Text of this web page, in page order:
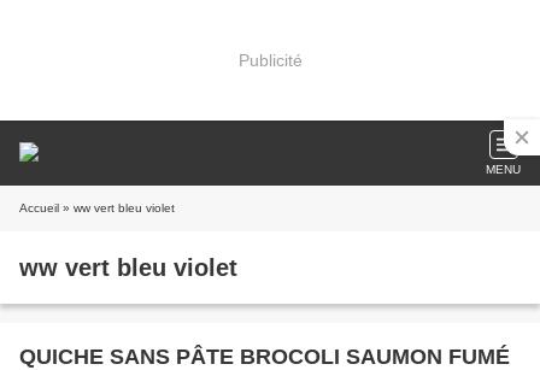
Publicité
MENU
Accueil » ww vert bleu violet
ww vert bleu violet
QUICHE SANS PÂTE BROCOLI SAUMON FUMÉ